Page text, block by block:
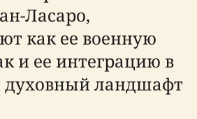
Ласаро,
как ее военную
и ее интеграцию в
духовный ландшафт